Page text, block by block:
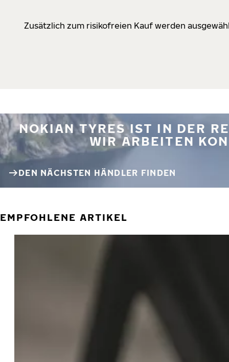
Zusätzlich zum risikofreien Kauf werden
NOKIAN TYRES IST IN DER
WIR ARBEITEN
DEN NÄCHSTEN HÄNDLER FINDEN
EMPFOHLENE ARTIKEL